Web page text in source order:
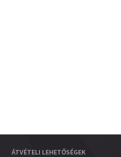
ÁTVÉTELI LEHETŐSÉGEK